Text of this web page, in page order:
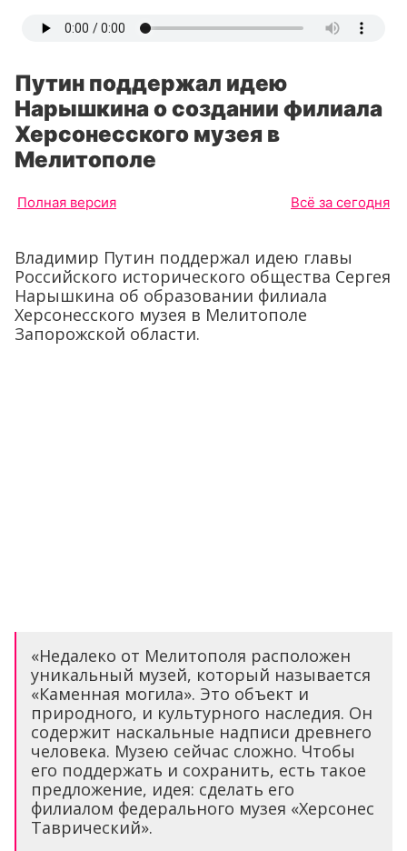
Путин поддержал идею
Нарышкина о создании филиала
Херсонесского музея в
Мелитополе
Полная версия Всё за сегодня
Владимир Путин поддержал идею главы
Российского исторического общества Сергея
Нарышкина об образовании филиала
Херсонесского музея в Мелитополе
Запорожской области.
«Недалеко от Мелитополя расположен
уникальный музей, который называется
«Каменная могила». Это объект и
природного, и культурного наследия. Он
содержит наскальные надписи древнего
человека. Музею сейчас сложно. Чтобы
его поддержать и сохранить, есть такое
предложение, идея: сделать его
филиалом федерального музея «Херсонес
Таврический».